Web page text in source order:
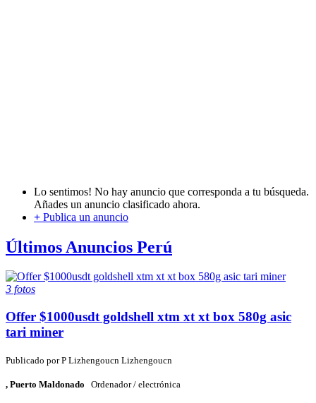
Lo sentimos! No hay anuncio que corresponda a tu búsqueda.
Añades un anuncio clasificado ahora.
+ Publica un anuncio
Últimos Anuncios Perú
3 fotos
Offer $1000usdt goldshell xtm xt xt box 580g asic
tari miner
Publicado porP Lizhengoucn Lizhengoucn
, Puerto Maldonado Ordenador / electrónica